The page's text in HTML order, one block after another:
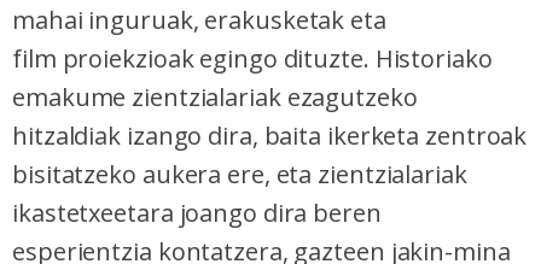
mahai inguruak, erakusketak eta
film proiekzioak egingo dituzte. Historiako
emakume zientzialariak ezagutzeko
hitzaldiak izango dira, baita ikerketa zentroak
bisitatzeko aukera ere, eta zientzialariak
ikastetxeetara joango dira beren
esperientzia kontatzera, gazteen jakin-mina